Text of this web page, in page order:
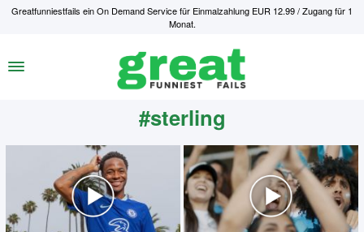
Greatfunniestfails ein On Demand Service für Einmalzahlung EUR 12.99 / Zugang für 1
Monat.
#sterling